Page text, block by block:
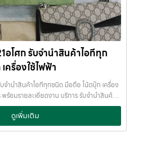
5 มือถือ Samsung กลุ่มนี้✔ สเปกสูง✔ ราคา
จเป็นพิเศษ เหมาะสำหรับคนที่ต้องการ รับ
อ จำนำ Samsung Galaxy ค่ะ Xiaomi รุ่น
ได้รับความนิยมมากในกลุ่มผู้ใช้จริง และ
นที่แนะนำ: Xiaomi 14 / 14 Pro Xiaomi 13
ม้ราคาจะไม่สูงเท่า iPhone แต่ยังสามารถ
ราคาที่คุ้มค่า เหมาะกับคนต้องการเงินด่วน
บจำนำสนใจ OPPO เป็นมือถือที่มีดีไซน์สวย
รุ่นที่รับจำนำได้ดี: OPPO Find X7 / X6
มาะสำหรับการ รับฝากมือถือ OPPO โดยเฉ
รบกล่องค่ะ Vivo และ Google Pixel มือถือ
งสามารถนำมาจำนำได้ รุ่นที่น่าสนใจ: Vivo
อโศก รับจำนำสินค้าไอทีทุก
ครื่องใช้ไฟฟ้า
จำนำสินค้าไอทีทุกชนิด มือถือ โน้ตบุ๊ก เครื่อง
ร้อมรายละเอียดงาน บริการ รับจำนำสินค้า
เขต ลาดพร้าว แจ้งวัฒนะ สีลม รัชดา บางแค
ฐาน รวดเร็ว ปลอดภัย ให้ราคาสูง รับจำนำเท
ค้าไอทีทุกชนิด มือถือ โน้ตบุ๊ก เครื่องใช้ไฟฟ้า
ดูเพิ่มเติม